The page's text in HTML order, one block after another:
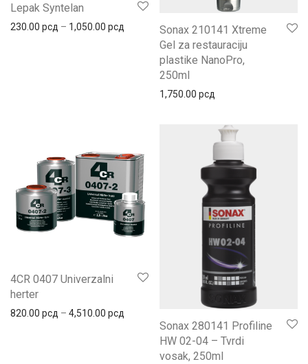
Lepak Syntelan
230.00 рсд – 1,050.00 рсд Распон цена: од 230.00 рсд до 1,050.00
Sonax 210141 Xtreme
Gel za restauraciju
plastike NanoPro,
250ml
1,750.00 рсд
4CR 0407 Univerzalni
herter
820.00 рсд – 4,510.00 рсд Распон цена: од 820.00 рсд до 4,510.00
Sonax 280141 Profiline
HW 02-04 – Tvrdi
vosak, 250ml